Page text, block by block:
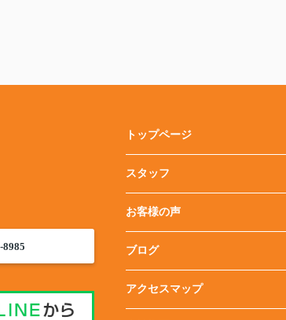
8985
トップページ
スタッフ
お客様の声
ブログ
アクセスマップ